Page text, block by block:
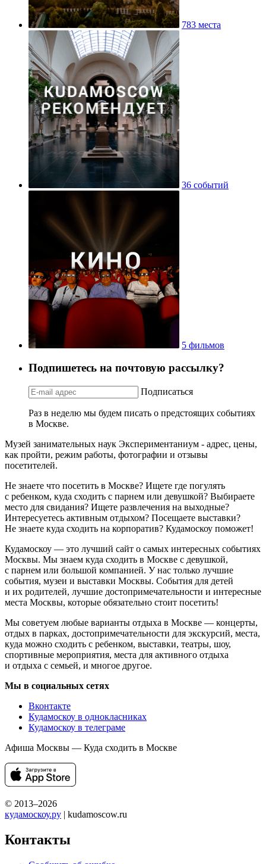
783 места
36 событий
5 фильмов
Подпишетесь на почтовую рассылку?
Подписаться
Раз в неделю мы будем писать о предстоящих событиях
в Москве.
Музей занимательных наук Экспериментаниум - адрес, цены,
как пройти, режим работы, фотографии и отзывы
посетителей.
Не знаете что посетить в Москве? Ищете где погулять
с ребенком, куда сходить с парнем или девушкой? Выбираете
место для свидания? Ищете развлечения на выходные?
Интересуетесь активным отдыхом? Посещаете выставки?
Не знаете куда сходить на корпоратив? Кудамоскоу поможет!
Кудамоскоу — это лучший сайт о самых интересных событиях
Москвы. Мы знаем куда сходить в Москве с девушкой,
с парнем или большой компанией. У нас только лучшие
события, музеи и выставки Москвы. События для детей
и их родителей, лучшие достопримечательности и интересные
места Москвы, которые обязательно стоит посетить!
Мы советуем любые варианты отдыха в Москве — концерты,
отдых в парках, достопримечательности для экскурсий, места,
куда можно сходить с ребенком, выставки, театры, шоу,
спортивные мероприятия, места для активного отдыха
и отдыха с семьей, и многое другое.
Мы в социальных сетях
Вконтакте
Кудамоскоу в однокласниках
Кудамоскоу в телеграме
Афиша Москвы — Куда сходить в Москве
© 2013–2026
кудамоскоу.ру | kudamoscow.ru
Контакты